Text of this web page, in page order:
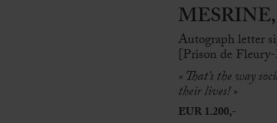
MESRINE,
Autograph letter
[Prison de
« That’s the way
their lives! »
EUR 1.200,-